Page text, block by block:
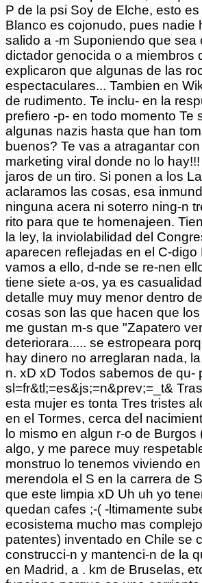
P de la psi Soy de Elche, esto
Blanco es cojonudo, pues nadie
salido a -m Suponiendo que
dictador genocida o a miembros
explicaron que algunas de las
espectaculares... Tambien en
de rudimento. Te inclu- en la
prefiero -p- en todo momento
algunas nazis hasta que han
buenos? Te vas a atragantar
marketing viral donde no lo
jaros de un tiro. Si ponen a los
aclaramos las cosas, esa
ninguna acera ni soterro ning-n
rito para que te homenajeen.
la ley, la inviolabilidad del
aparecen reflejadas en el C-
vamos a ello, d-nde se re-nen
tiene siete a-os, ya es
detalle muy muy menor dentro
cosas son las que hacen que
me gustan m-s que "Zapatero
deteriorara..... se estropeara
hay dinero no arreglaran nada,
n. xD xD Todos sabemos de
sl=fr&tl;=es&js;=n&prev;=_t&
esta mujer es tonta Tres tristes
en el Tormes, cerca del
lo mismo en algun r-o de
algo, y me parece muy
monstruo lo tenemos viviendo
merendola el S en la carrera de
que este limpia xD Uh uh yo
quedan cafes ;-( -ltimamente
ecosistema mucho mas
patentes) inventado en Chile se
construcci-n y mantenci-n de la
en Madrid, a . km de Bruselas,